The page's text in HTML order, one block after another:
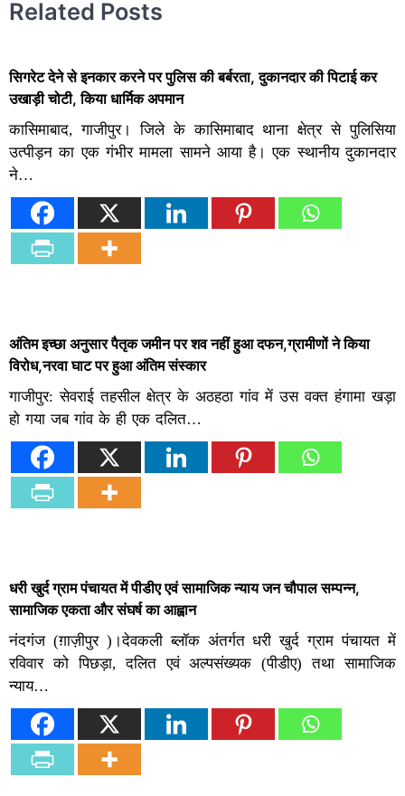
Related Posts
सिगरेट देने से इनकार करने पर पुलिस की बर्बरता, दुकानदार की पिटाई कर
उखाड़ी चोटी, किया धार्मिक अपमान
कासिमाबाद, गाजीपुर। जिले के कासिमाबाद थाना क्षेत्र से पुलिसिया
उत्पीड़न का एक गंभीर मामला सामने आया है। एक स्थानीय दुकानदार
ने…
अंतिम इच्छा अनुसार पैतृक जमीन पर शव नहीं हुआ दफन,ग्रामीणों ने किया
विरोध,नरवा घाट पर हुआ अंतिम संस्कार
गाजीपुर: सेवराई तहसील क्षेत्र के अठहठा गांव में उस वक्त हंगामा खड़ा
हो गया जब गांव के ही एक दलित…
धरी खुर्द ग्राम पंचायत में पीडीए एवं सामाजिक न्याय जन चौपाल सम्पन्न,
सामाजिक एकता और संघर्ष का आह्वान
नंदगंज (ग़ाज़ीपुर )।देवकली ब्लॉक अंतर्गत धरी खुर्द ग्राम पंचायत में
रविवार को पिछड़ा, दलित एवं अल्पसंख्यक (पीडीए) तथा सामाजिक
न्याय…